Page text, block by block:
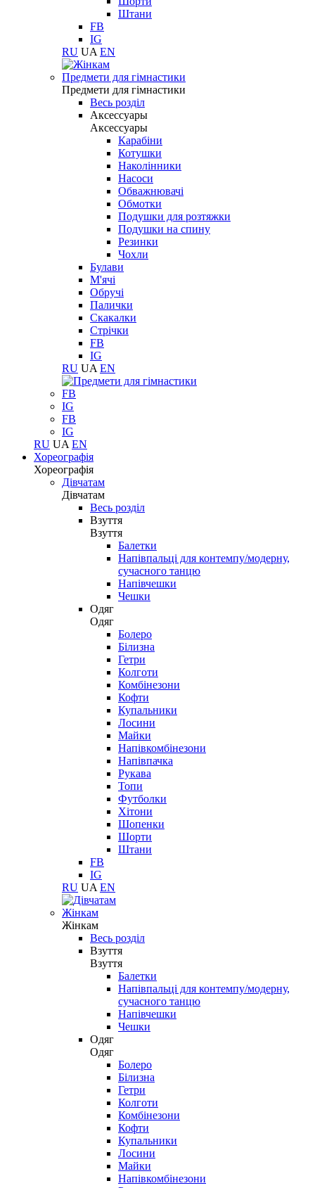
Штани
FB
IG
RU UA EN
Предмети для гімнастики
Предмети для гімнастики
Весь розділ
Аксессуары
Аксессуары
Карабіни
Котушки
Наколінники
Насоси
Обважнювачі
Обмотки
Подушки для розтяжки
Подушки на спину
Резинки
Чохли
Булави
М'ячі
Обручі
Палички
Скакалки
Стрічки
FB
IG
RU UA EN
FB
IG
FB
IG
RU UA EN
Хореографія
Хореографія
Дівчатам
Дівчатам
Весь розділ
Взуття
Взуття
Балетки
Напівпальці для контемпу/модерну,
сучасного танцю
Напівчешки
Чешки
Одяг
Одяг
Болеро
Білизна
Гетри
Колготи
Комбінезони
Кофти
Купальники
Лосини
Майки
Напівкомбінезони
Напівпачка
Рукава
Топи
Футболки
Хітони
Шопенки
Шорти
Штани
FB
IG
RU UA EN
Жінкам
Жінкам
Весь розділ
Взуття
Взуття
Балетки
Напівпальці для контемпу/модерну,
сучасного танцю
Напівчешки
Чешки
Одяг
Одяг
Болеро
Білизна
Гетри
Колготи
Комбінезони
Кофти
Купальники
Лосини
Майки
Напівкомбінезони